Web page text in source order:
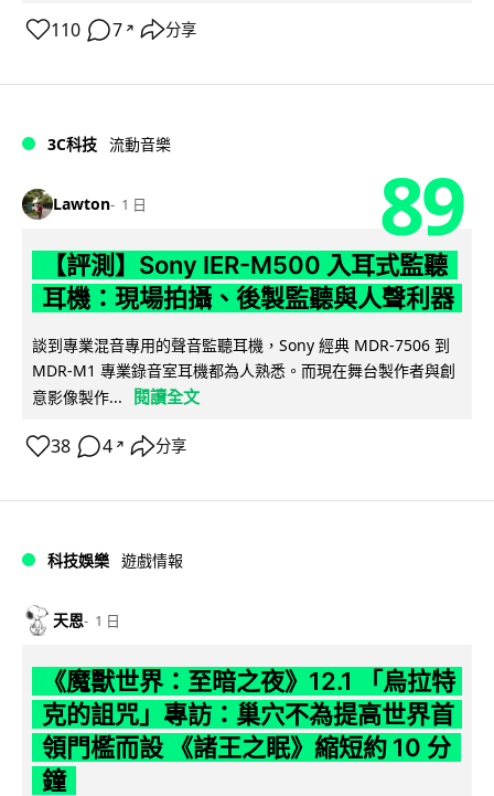
110 7 ↗ 分享
3C科技 流動音樂
Lawton 1 日 89
【評測】Sony IER-M500 入耳式監聽
耳機：現場拍攝、後製監聽與人聲利器
談到專業混音專用的聲音監聽耳機，Sony 經典 MDR-7506 到
MDR-M1 專業錄音室耳機都為人熟悉。而現在舞台製作者與創
意影像製作...
閱讀全文
38 4 ↗ 分享
科技娛樂 遊戲情報
天恩 1 日
《魔獸世界：至暗之夜》12.1 「烏拉特
克的詛咒」專訪：巢穴不為提高世界首
領門檻而設 《諸王之眠》縮短約 10 分
鐘